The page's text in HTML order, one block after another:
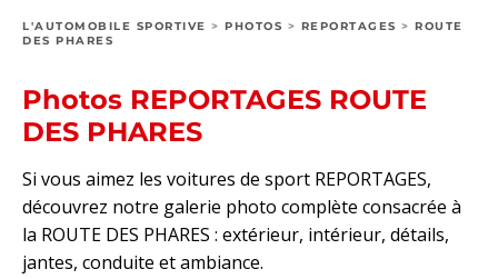
L'AUTOMOBILE SPORTIVE > PHOTOS > REPORTAGES > ROUTE
DES PHARES
Photos REPORTAGES ROUTE
DES PHARES
Si vous aimez les voitures de sport REPORTAGES,
découvrez notre galerie photo complète consacrée à
la ROUTE DES PHARES : extérieur, intérieur, détails,
jantes, conduite et ambiance.